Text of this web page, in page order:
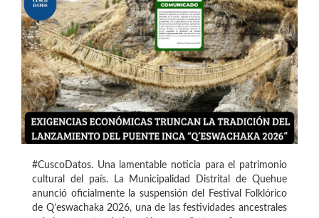
#CuscoDatos. Una lamentable noticia para el patrimonio
cultural del país. La Municipalidad Distrital de Quehue
anunció oficialmente la suspensión del Festival Folklórico
de Q’eswachaka 2026, una de las festividades ancestrales